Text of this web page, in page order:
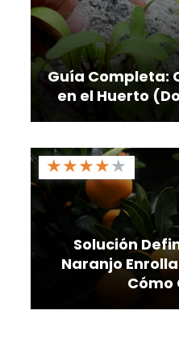
Guía Completa:
en el Huerto
★★★★★
Solución
Naranjo
Cómo